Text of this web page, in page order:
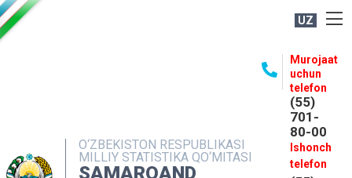
UZ
O‘ZBEKISTON RESPUBLIKASI
MILLIY STATISTIKA QO‘MITASI
SAMARQAND
Murojaat
uchun
telefon
(55)
701-
80-00
Ishonch
telefon
MATBUOT XIZMATI